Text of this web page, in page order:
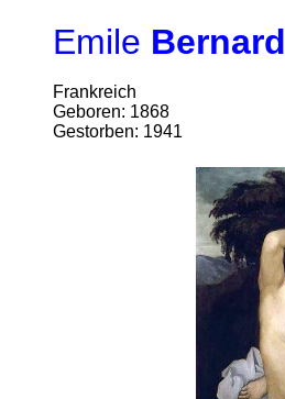
Emile Bernard
Frankreich
Geboren: 1868
Gestorben: 1941